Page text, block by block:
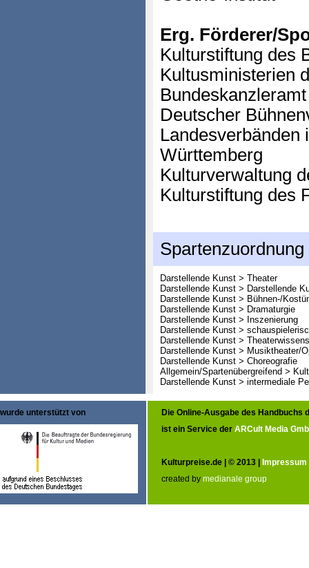
Erg. Förderer/
Kulturstiftung des
Kultusministerien
Deutscher
Landesverbänden
Württemberg
Kulturverwaltung
Kulturstiftung des
Spartenzuordnung
Darstellende Kunst > Theater
Darstellende Kunst > Darstellende
Darstellende Kunst > Bühnen-/
Darstellende Kunst > Dramaturgie
Darstellende Kunst > Inszenierung
Darstellende Kunst >
Darstellende Kunst >
Darstellende Kunst > Musiktheater/
Darstellende Kunst > Choreografie
Allgemein/Spartenübergreifend >
Darstellende Kunst > intermediale
wurde unterstützt von
Die Online-Ausgabe des Handbuchs
ist ein Service der ARCult Media
Kulturpreise.de | © 2013 | Impressum
created by medianale group